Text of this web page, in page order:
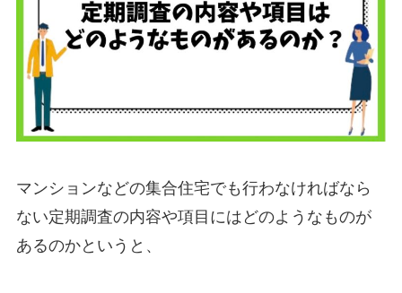
マンションなどの集合住宅でも行わなければなら
ない定期調査の内容や項目にはどのようなものが
あるのかというと、